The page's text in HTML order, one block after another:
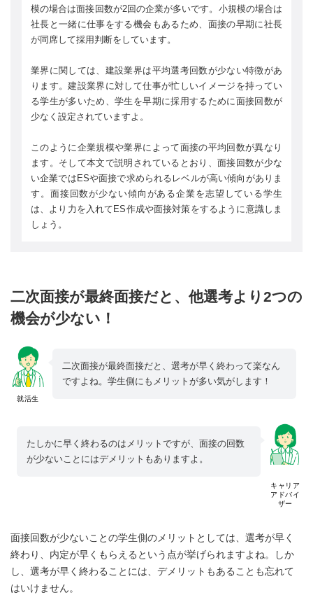
模の場合は面接回数が2回の企業が多いです。小規模の場合は
社長と一緒に仕事をする機会もあるため、面接の早期に社長
が同席して採用判断をしています。
業界に関しては、建設業界は平均選考回数が少ない特徴があ
ります。建設業界に対して仕事が忙しいイメージを持ってい
る学生が多いため、学生を早期に採用するために面接回数が
少なく設定されていますよ。
このように企業規模や業界によって面接の平均回数が異なり
ます。そして本文で説明されているとおり、面接回数が少な
い企業ではESや面接で求められるレベルが高い傾向がありま
す。面接回数が少ない傾向がある企業を志望している学生
は、より力を入れてES作成や面接対策をするように意識しま
しょう。
二次面接が最終面接だと、他選考より2つの
機会が少ない！
就活生
二次面接が最終面接だと、選考が早く終わって楽なん
ですよね。学生側にもメリットが多い気がします！
キャリア
アドバイ
ザー
たしかに早く終わるのはメリットですが、面接の回数
が少ないことにはデメリットもありますよ。
面接回数が少ないことの学生側のメリットとしては、選考が早く
終わり、内定が早くもらえるという点が挙げられますよね。しか
し、選考が早く終わることには、デメリットもあることも忘れて
はいけません。